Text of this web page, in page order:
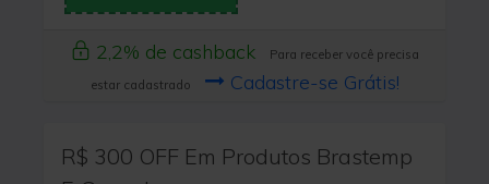
2,2% de cashback
Para receber você precisa
estar cadastrado
Cadastre-se Grátis!
R$ 300 OFF Em Produtos Brastemp